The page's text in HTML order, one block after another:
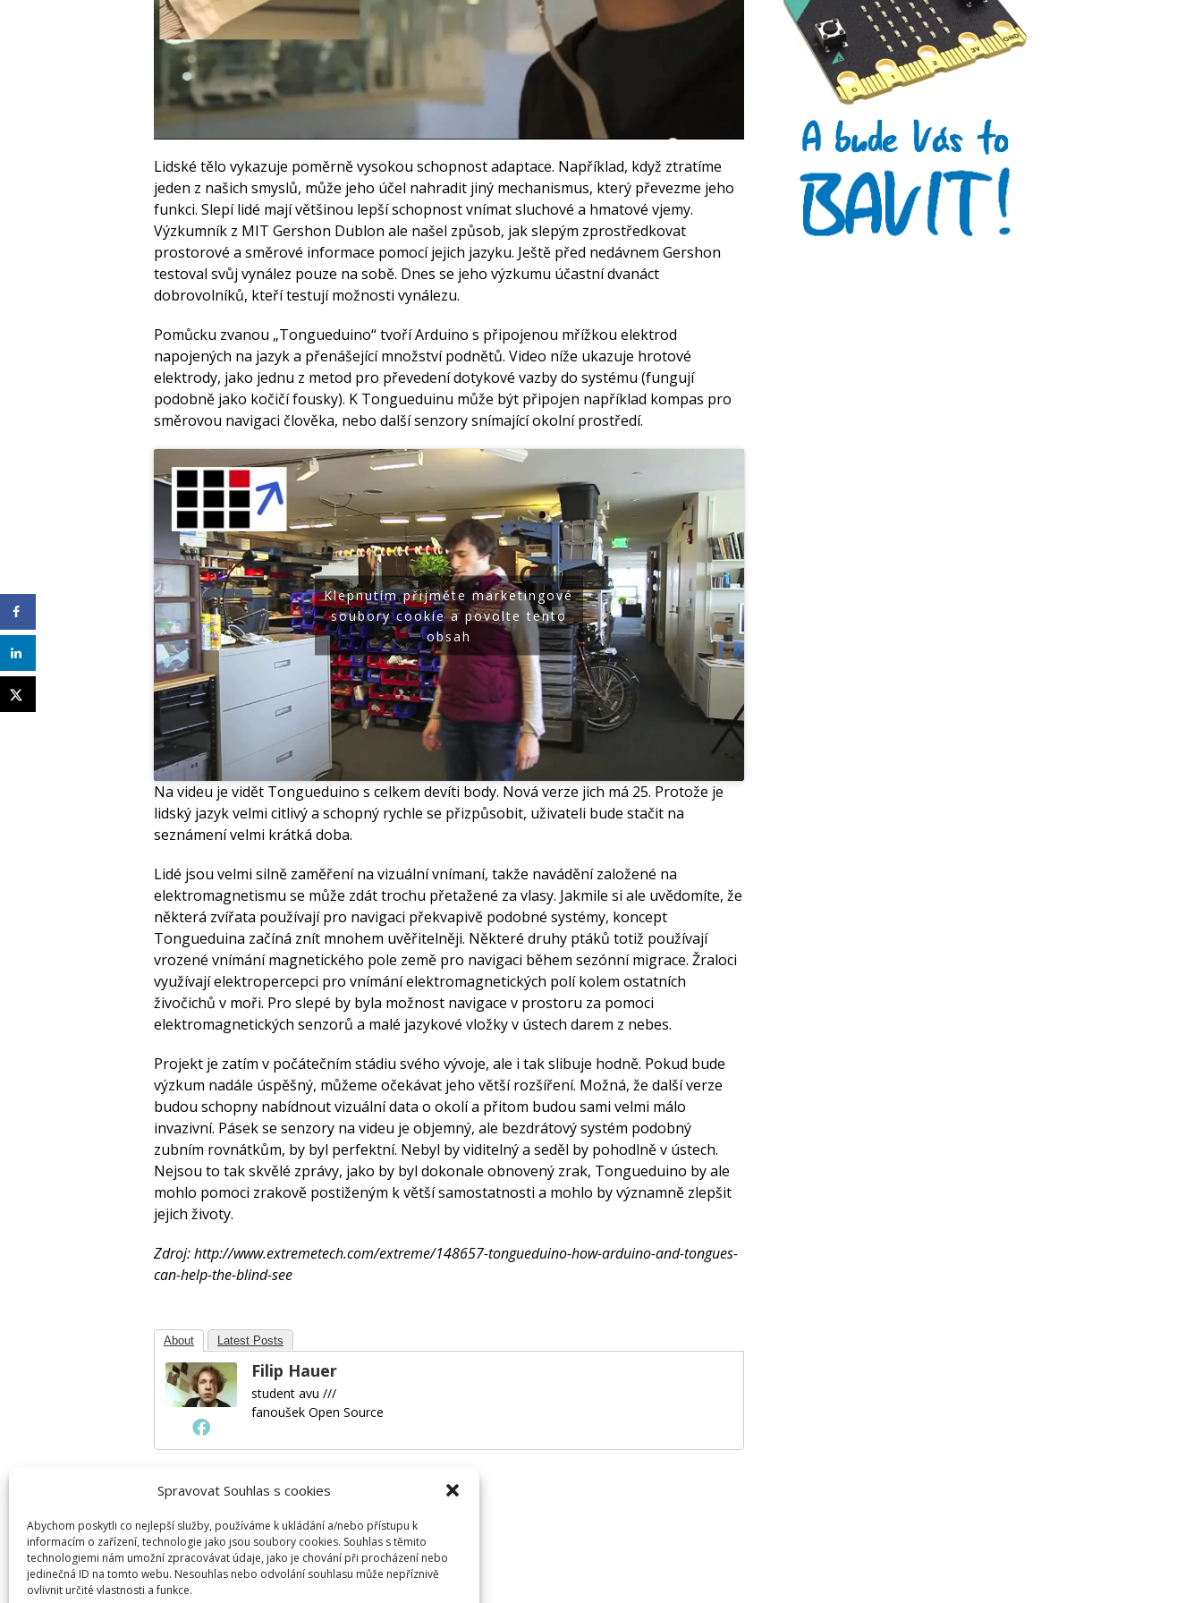
Spravovat Souhlas s cookies
Abychom poskytli co nejlepší služby, používáme k ukládání a/nebo přístupu k
informacím o zařízení, technologie jako jsou soubory cookies. Souhlas s těmito
technologiemi nám umožní zpracovávat údaje, jako je chování při procházení nebo
jedinečná ID na tomto webu. Nesouhlas nebo odvolání souhlasu může nepříznivě
ovlivnit určité vlastnosti a funkce.
Makeblock
Micro:bit
Lidské tělo vykazuje poměrně vysokou schopnost adaptace. Například, když ztratíme
jeden z našich smyslů, může jeho účel nahradit jiný mechanismus, který převezme jeho
funkci. Slepí lidé mají většinou lepší schopnost vnímat sluchové a hmatové vjemy.
Výzkumník z MIT Gershon Dublon ale našel způsob, jak slepým zprostředkovat
prostorové a směrové informace pomocí jejich jazyku. Ještě před nedávnem Gershon
testoval svůj vynález pouze na sobě. Dnes se jeho výzkumu účastní dvanáct
dobrovolníků, kteří testují možnosti vynálezu.
Pomůcku zvanou „Tongueduino“ tvoří Arduino s připojenou mřížkou elektrod
napojených na jazyk a přenášející množství podnětů. Video níže ukazuje hrotové
elektrody, jako jednu z metod pro převedení dotykové vazby do systému (fungují
podobně jako kočičí fousky). K Tongueduinu může být připojen například kompas pro
směrovou navigaci člověka, nebo další senzory snímající okolní prostředí.
Klepnutím přijměte marketingové
soubory cookie a povolte tento
obsah
Na videu je vidět Tongueduino s celkem devíti body. Nová verze jich má 25. Protože je
lidský jazyk velmi citlivý a schopný rychle se přizpůsobit, uživateli bude stačit na
seznámení velmi krátká doba.
Lidé jsou velmi silně zaměření na vizuální vnímaní, takže navádění založené na
elektromagnetismu se může zdát trochu přetažené za vlasy. Jakmile si ale uvědomíte, že
některá zvířata používají pro navigaci překvapivě podobné systémy, koncept
Tongueduina začíná znít mnohem uvěřitelněji. Některé druhy ptáků totiž používají
vrozené vnímání magnetického pole země pro navigaci během sezónní migrace. Žraloci
využívají elektropercepci pro vnímání elektromagnetických polí kolem ostatních
živočichů v moři. Pro slepé by byla možnost navigace v prostoru za pomoci
elektromagnetických senzorů a malé jazykové vložky v ústech darem z nebes.
Projekt je zatím v počátečním stádiu svého vývoje, ale i tak slibuje hodně. Pokud bude
výzkum nadále úspěšný, můžeme očekávat jeho větší rozšíření. Možná, že další verze
budou schopny nabídnout vizuální data o okolí a přitom budou sami velmi málo
invazivní. Pásek se senzory na videu je objemný, ale bezdrátový systém podobný
zubním rovnátkům, by byl perfektní. Nebyl by viditelný a seděl by pohodlně v ústech.
Nejsou to tak skvělé zprávy, jako by byl dokonale obnovený zrak, Tongueduino by ale
mohlo pomoci zrakově postiženým k větší samostatnosti a mohlo by významně zlepšit
jejich životy.
Zdroj: http://www.extremetech.com/extreme/148657-tongueduino-how-arduino-and-tongues-
can-help-the-blind-see
About Latest Posts
Filip Hauer
student avu ///
fanoušek Open Source
Napsat komentář
Pro přidávání komentářů se musíte nejdříve přihlásit